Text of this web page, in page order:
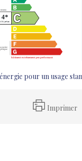
pour un usage
Imprimer